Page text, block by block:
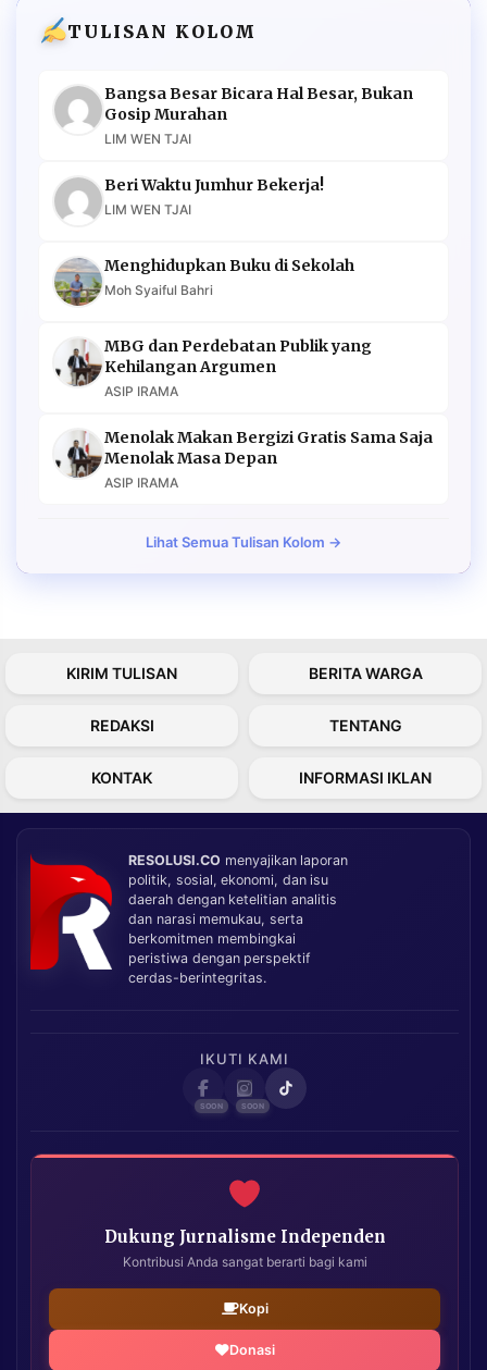
TULISAN KOLOM
Bangsa Besar Bicara Hal Besar, Bukan
Gosip Murahan
LIM WEN TJAI
Beri Waktu Jumhur Bekerja!
LIM WEN TJAI
Menghidupkan Buku di Sekolah
Moh Syaiful Bahri
MBG dan Perdebatan Publik yang
Kehilangan Argumen
ASIP IRAMA
Menolak Makan Bergizi Gratis Sama Saja
Menolak Masa Depan
ASIP IRAMA
Lihat Semua Tulisan Kolom →
KIRIM TULISAN BERITA WARGA
REDAKSI TENTANG
KONTAK INFORMASI IKLAN
RESOLUSI.CO menyajikan laporan
politik, sosial, ekonomi, dan isu
daerah dengan ketelitian analitis
dan narasi memukau, serta
berkomitmen membingkai
peristiwa dengan perspektif
cerdas-berintegritas.
IKUTI KAMI
Dukung Jurnalisme Independen
Kontribusi Anda sangat berarti bagi kami
Kopi
Donasi